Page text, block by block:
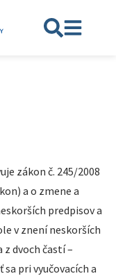
zákon č. 245/2008
a o zmene a
predpisov a
v znení neskorších
dvoch častí –
pri vyučovacích a